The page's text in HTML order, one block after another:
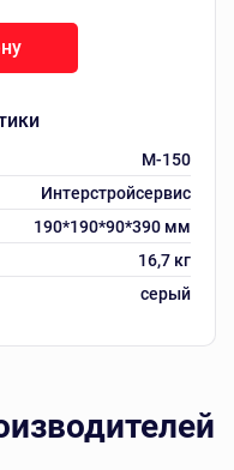
M-150
Интерстройсервис
190*190*90*390 мм
16,7 кг
серый